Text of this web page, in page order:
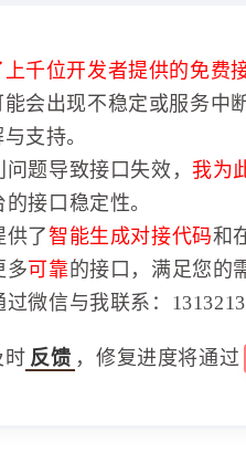
千位开发者提供的免费
会出现不稳定或服务中
支持。
题导致接口失效， 我为
接口稳定性。
供了智能生成对接代码和
多可靠的接口，满足您的
微信与我联系：
时 反馈 ，修复进度将通过